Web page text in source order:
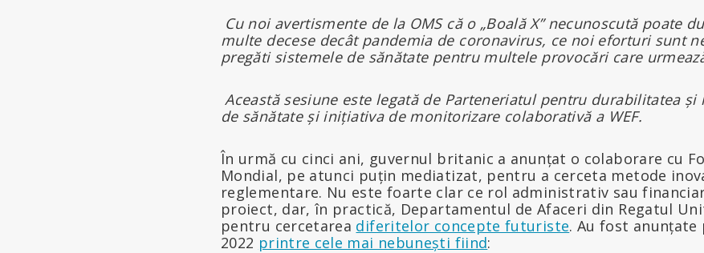
Cu noi avertismente de la OMS că o „Boală X” necunoscută poate
multe decese decât pandemia de coronavirus, ce noi eforturi sunt
pregăti sistemele de sănătate pentru multele provocări care
Această sesiune este legată de Parteneriatul pentru durabilitatea
de sănătate și inițiativa de monitorizare colaborativă a WEF.
În urmă cu cinci ani, guvernul britanic a anunțat o colaborare cu
Mondial, pe atunci puțin mediatizat, pentru a cerceta metode
reglementare. Nu este foarte clar ce rol administrativ sau financiar
proiect, dar, în practică, Departamentul de Afaceri din Regatul
pentru cercetarea diferitelor concepte futuriste. Au fost anunțate
2022 printre cele mai nebunești fiind: